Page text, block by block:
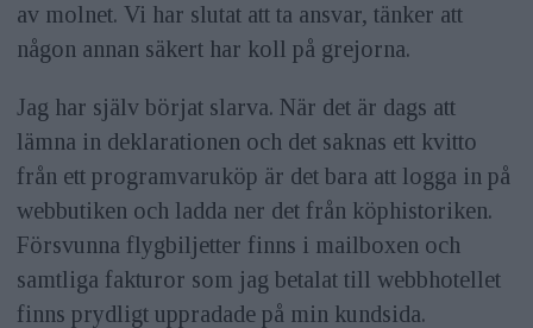
av molnet. Vi har slutat att ta ansvar, tänker att
någon annan säkert har koll på grejorna.
Jag har själv börjat slarva. När det är dags att
lämna in deklarationen och det saknas ett kvitto
från ett programvaruköp är det bara att logga in på
webbutiken och ladda ner det från köphistoriken.
Försvunna flygbiljetter finns i mailboxen och
samtliga fakturor som jag betalat till webbhotellet
finns prydligt uppradade på min kundsida.